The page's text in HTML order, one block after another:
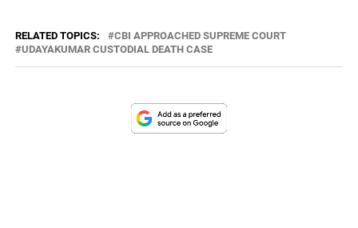
RELATED TOPICS:
CBI APPROACHED SUPREME COURT
UDAYAKUMAR CUSTODIAL DEATH CASE